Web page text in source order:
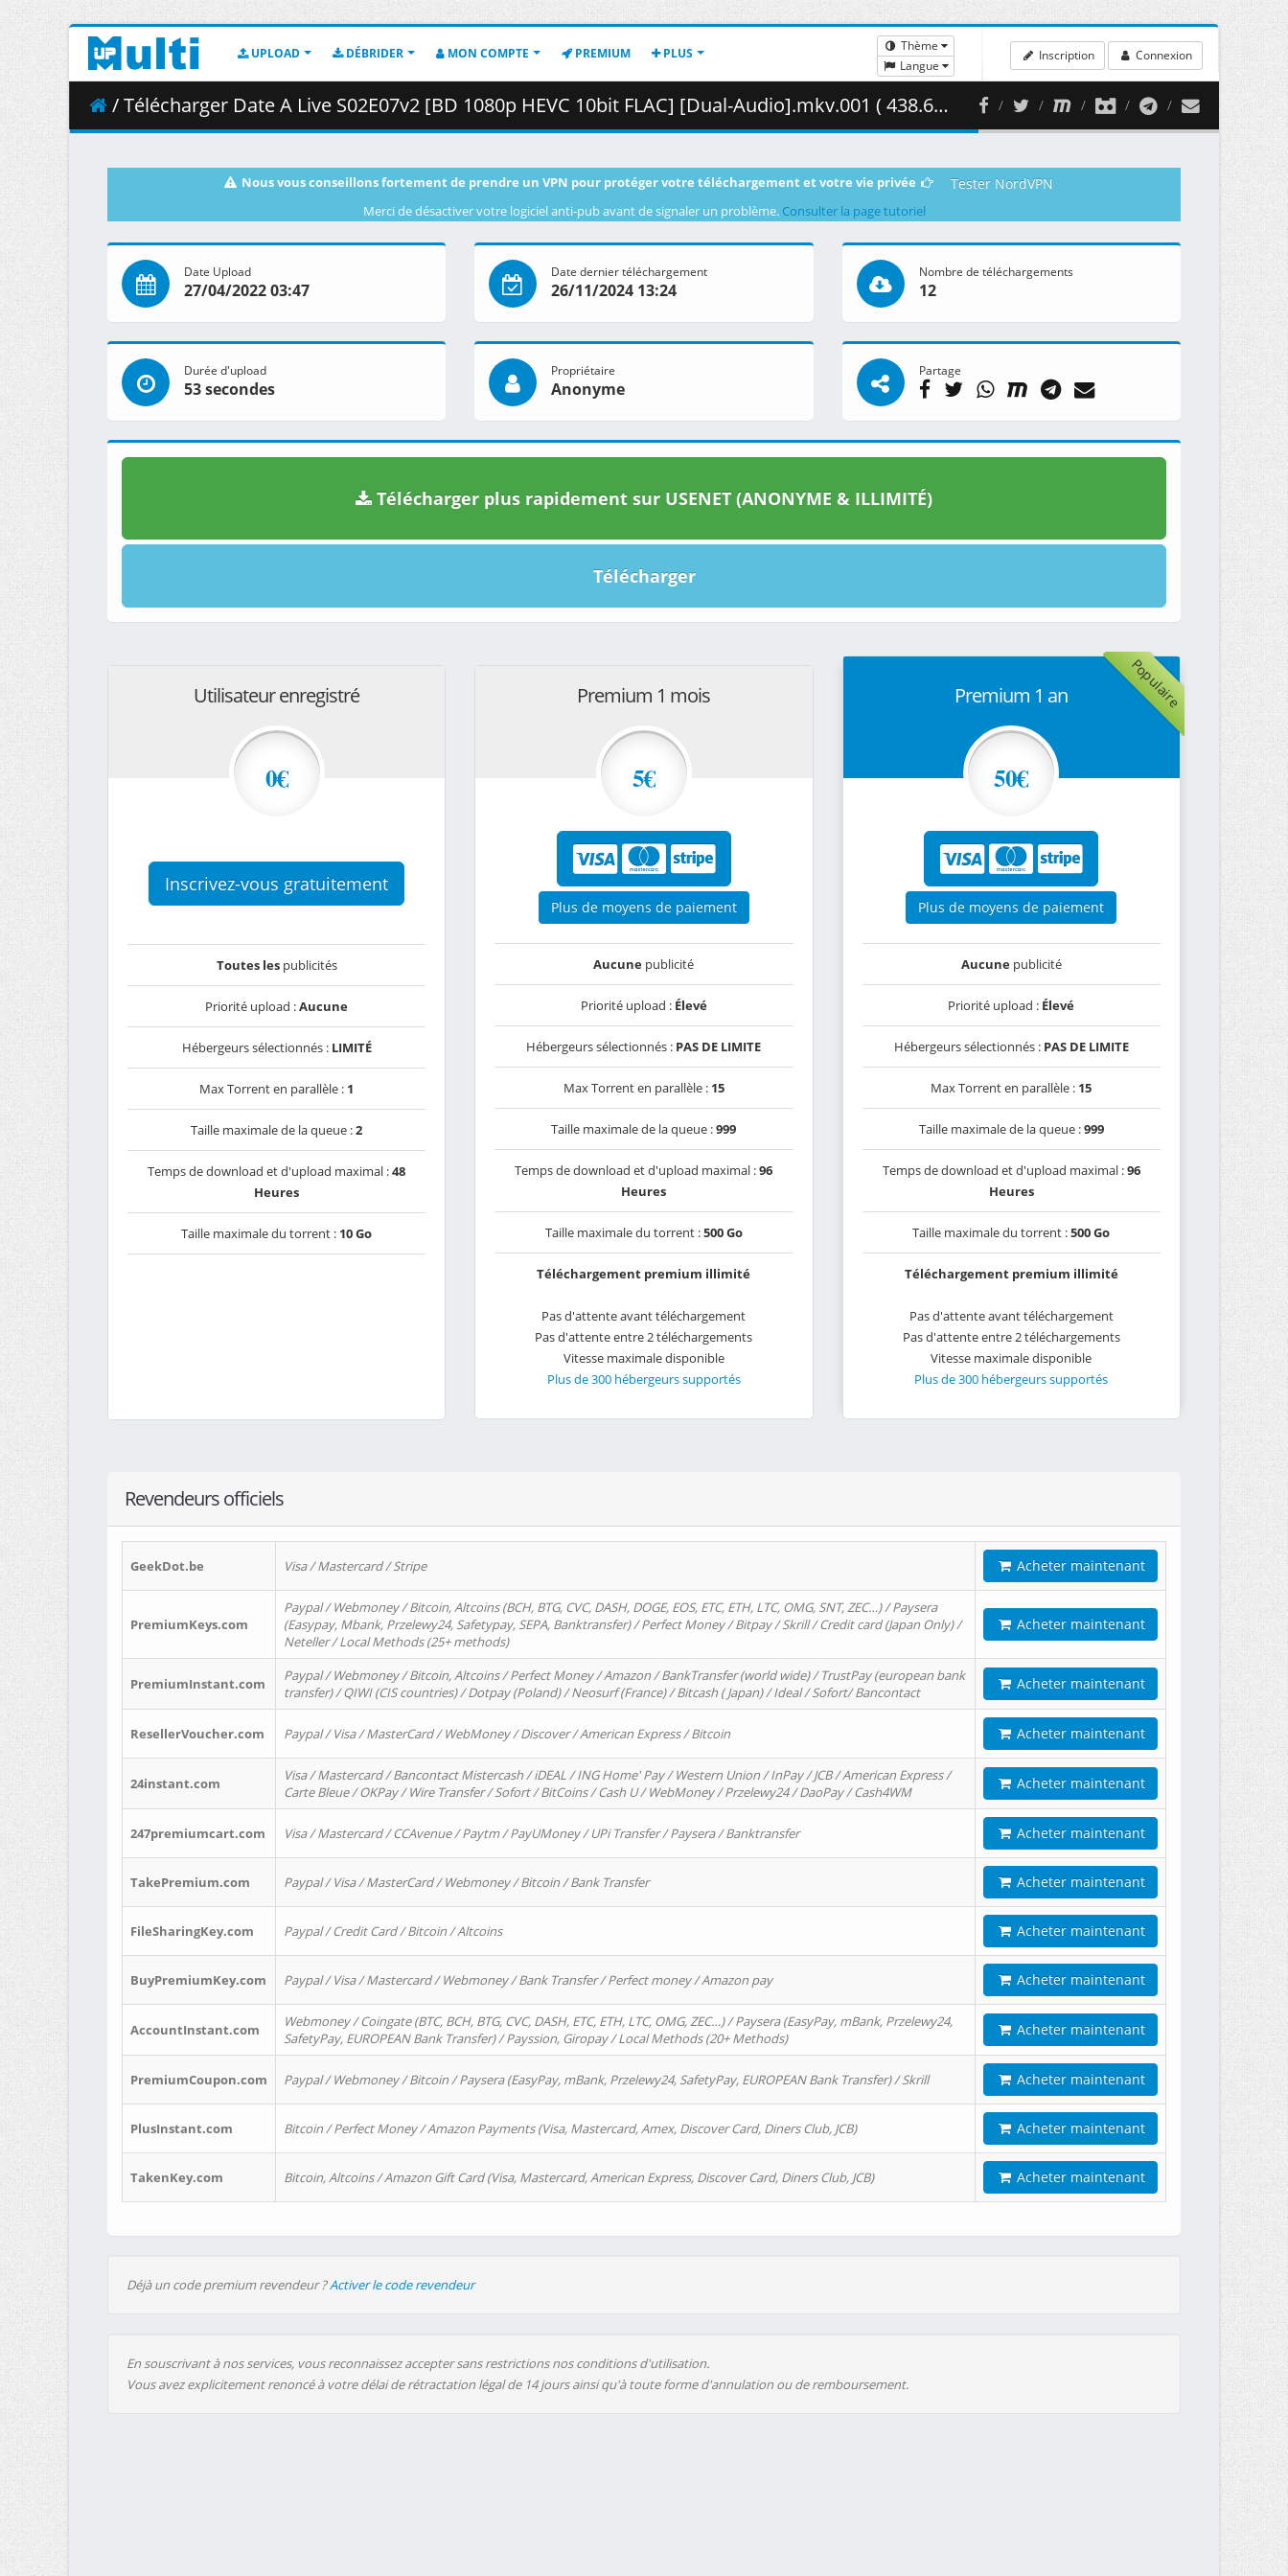
UPLOAD DÉBRIDER MON COMPTE PREMIUM PLUS
Thème
Langue
Inscription Connexion
/ Télécharger Date A Live S02E07v2 [BD 1080p HEVC 10bit FLAC] [Dual-Audio].mkv.001 ( 438.60 MB )
Nous vous conseillons fortement de prendre un VPN pour protéger votre téléchargement et votre vie privée Tester NordVPN
Merci de désactiver votre logiciel anti-pub avant de signaler un problème. Consulter la page tutoriel
Date Upload
27/04/2022 03:47
Date dernier téléchargement
26/11/2024 13:24
Nombre de téléchargements
12
Durée d'upload
53 secondes
Propriétaire
Anonyme
Partage
Télécharger plus rapidement sur USENET (ANONYME & ILLIMITÉ)
Télécharger
Utilisateur enregistré
0€
Inscrivez-vous gratuitement
Toutes lespublicités
Priorité upload :Aucune
Hébergeurs sélectionnés : LIMITÉ
Max Torrent en parallèle : 1
Taille maximale de la queue :2
Temps de download et d'upload maximal :48
Heures
Taille maximale du torrent : 10 Go
Premium 1 mois
5€
Plus de moyens de paiement
Aucune publicité
Priorité upload : Élevé
Hébergeurs sélectionnés : PAS DE LIMITE
Max Torrent en parallèle : 15
Taille maximale de la queue :999
Temps de download et d'upload maximal :96
Heures
Taille maximale du torrent :500 Go
Téléchargement premium illimité
Pas d'attente avant téléchargement
Pas d'attente entre 2 téléchargements
Vitesse maximale disponible
Plus de 300 hébergeurs supportés
Populaire
Premium 1 an
50€
Plus de moyens de paiement
Aucunepublicité
Priorité upload : Élevé
Hébergeurs sélectionnés : PAS DE LIMITE
Max Torrent en parallèle : 15
Taille maximale de la queue :999
Temps de download et d'upload maximal :96
Heures
Taille maximale du torrent :500 Go
Téléchargement premium illimité
Pas d'attente avant téléchargement
Pas d'attente entre 2 téléchargements
Vitesse maximale disponible
Plus de 300 hébergeurs supportés
Revendeurs officiels
GeekDot.be Visa / Mastercard / Stripe Acheter maintenant
PremiumKeys.com
Paypal / Webmoney / Bitcoin, Altcoins (BCH, BTG, CVC, DASH, DOGE, EOS, ETC, ETH, LTC, OMG, SNT, ZEC…) / Paysera
(Easypay, Mbank, Przelewy24, Safetypay, SEPA, Banktransfer) / Perfect Money / Bitpay / Skrill / Credit card (Japan Only) /
Neteller / Local Methods (25+ methods)
Acheter maintenant
PremiumInstant.com
Paypal / Webmoney / Bitcoin, Altcoins / Perfect Money / Amazon / BankTransfer (world wide) / TrustPay (european bank
transfer) / QIWI (CIS countries) / Dotpay (Poland) / Neosurf (France) / Bitcash ( Japan) / Ideal / Sofort/ Bancontact
Acheter maintenant
ResellerVoucher.com Paypal / Visa / MasterCard / WebMoney / Discover / American Express / Bitcoin Acheter maintenant
24instant.com
Visa / Mastercard / Bancontact Mistercash / iDEAL / ING Home' Pay / Western Union / InPay / JCB / American Express /
Carte Bleue / OKPay / Wire Transfer / Sofort / BitCoins / Cash U / WebMoney / Przelewy24 / DaoPay / Cash4WM
Acheter maintenant
247premiumcart.com Visa / Mastercard / CCAvenue / Paytm / PayUMoney / UPi Transfer / Paysera / Banktransfer Acheter maintenant
TakePremium.com Paypal / Visa / MasterCard / Webmoney / Bitcoin / Bank Transfer Acheter maintenant
FileSharingKey.com Paypal / Credit Card / Bitcoin / Altcoins Acheter maintenant
BuyPremiumKey.com Paypal / Visa / Mastercard / Webmoney / Bank Transfer / Perfect money / Amazon pay Acheter maintenant
AccountInstant.com
Webmoney / Coingate (BTC, BCH, BTG, CVC, DASH, ETC, ETH, LTC, OMG, ZEC…) / Paysera (EasyPay, mBank, Przelewy24,
SafetyPay, EUROPEAN Bank Transfer) / Payssion, Giropay / Local Methods (20+ Methods)
Acheter maintenant
PremiumCoupon.com Paypal / Webmoney / Bitcoin / Paysera (EasyPay, mBank, Przelewy24, SafetyPay, EUROPEAN Bank Transfer) / Skrill Acheter maintenant
PlusInstant.com Bitcoin / Perfect Money / Amazon Payments (Visa, Mastercard, Amex, Discover Card, Diners Club, JCB) Acheter maintenant
TakenKey.com Bitcoin, Altcoins / Amazon Gift Card (Visa, Mastercard, American Express, Discover Card, Diners Club, JCB) Acheter maintenant
Déjà un code premium revendeur ?Activer le code revendeur
En souscrivant à nos services, vous reconnaissez accepter sans restrictions nos conditions d'utilisation.
Vous avez explicitement renoncé à votre délai de rétractation légal de 14 jours ainsi qu'à toute forme d'annulation ou de remboursement.